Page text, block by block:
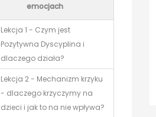
emocjach
Lekcja 1 - Czym jest
Pozytywna Dyscyplina i
dlaczego działa?
Lekcja 2 - Mechanizm krzyku
- dlaczego krzyczymy na
dzieci i jak to na nie wpływa?